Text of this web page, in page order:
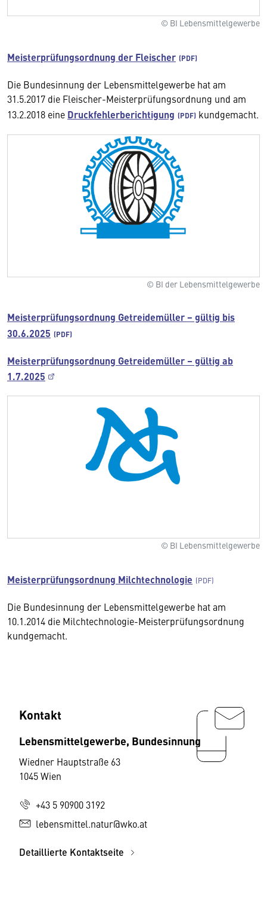
© BI Lebensmittelgewerbe
Meisterprüfungsordnung der Fleischer
Die Bundesinnung der Lebensmittelgewerbe hat am
31.5.2017 die Fleischer-Meisterprüfungsordnung und am
13.2.2018 eine Druckfehlerberichtigung kundgemacht.
© BI der Lebensmittelgewerbe
Meisterprüfungsordnung Getreidemüller − gültig bis
30.6.2025
Meisterprüfungsordnung Getreidemüller – gültig ab
1.7.2025
© BI Lebensmittelgewerbe
Meisterprüfungsordnung Milchtechnologie
Die Bundesinnung der Lebensmittelgewerbe hat am
10.1.2014 die Milchtechnologie-Meisterprüfungsordnung
kundgemacht.
Kontakt
Lebensmittelgewerbe, Bundesinnung
Wiedner Hauptstraße 63
1045 Wien
+43 5 90900 3192
lebensmittel.natur@wko.at
Detaillierte Kontaktseite